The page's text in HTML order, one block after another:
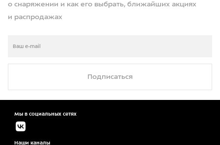
о снаряжении и как его выбрать, ближайших акциях
и распродажах
Подписаться
Мы в социальных сетях
Наши каналы